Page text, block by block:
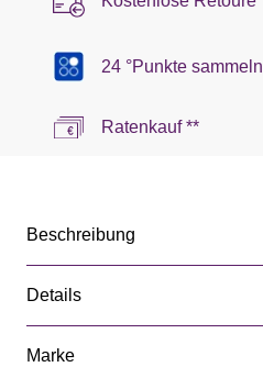
24 °Punkte sammeln
Ratenkauf **
Beschreibung
Details
Marke